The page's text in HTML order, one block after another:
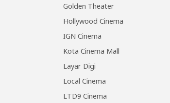
Golden Theater
Hollywood Cinema
IGN Cinema
Kota Cinema Mall
Layar Digi
Local Cinema
LTD9 Cinema